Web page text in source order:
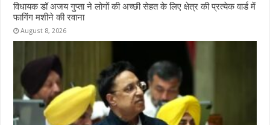
विधायक डॉ अजय गुप्ता ने लोगों की अच्छी सेहत के लिए क्षेत्र की प्रत्येक वार्ड में
फागिंग मशीने की रवाना
August 8, 2026